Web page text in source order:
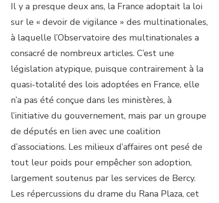
Il y a presque deux ans, la France adoptait la loi
sur le « devoir de vigilance » des multinationales,
à laquelle l’Observatoire des multinationales a
consacré de nombreux articles. C’est une
législation atypique, puisque contrairement à la
quasi-totalité des lois adoptées en France, elle
n’a pas été conçue dans les ministères, à
l’initiative du gouvernement, mais par un groupe
de députés en lien avec une coalition
d’associations. Les milieux d’affaires ont pesé de
tout leur poids pour empêcher son adoption,
largement soutenus par les services de Bercy.
Les répercussions du drame du Rana Plaza, cet